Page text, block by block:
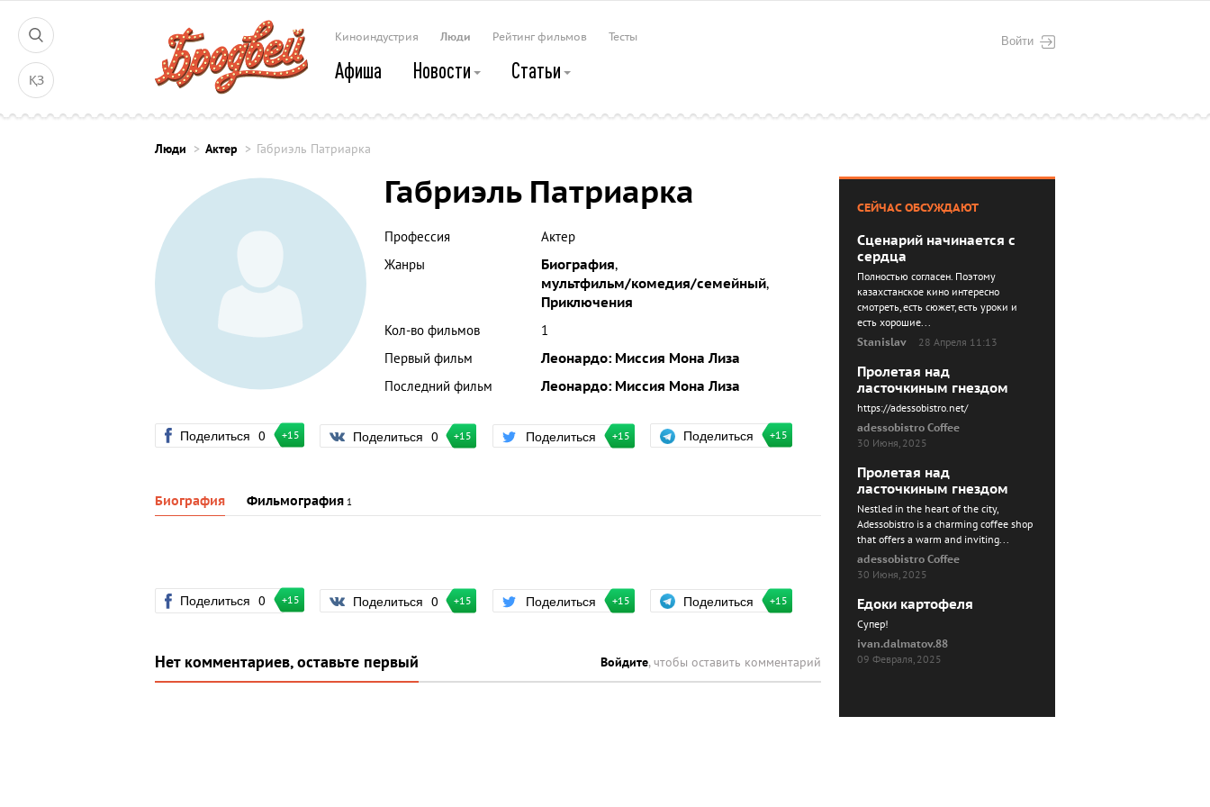
ҚЗ
Войти
Киноиндустрия Люди Рейтинг фильмов Тесты
Афиша Новости Статьи
Люди Актер Габриэль Патриарка
Габриэль Патриарка
Профессия
Актер
Жанры
Биография,
мультфильм/комедия/семейный,
Приключения
Кол-во фильмов
1
Первый фильм
Леонардо: Миссия Мона Лиза
Последний фильм
Леонардо: Миссия Мона Лиза
Поделиться 0 +15 Поделиться 0 +15 Поделиться +15 Поделиться +15
Биография Фильмография 1
Поделиться 0 +15 Поделиться 0 +15 Поделиться +15 Поделиться +15
Нет комментариев, оставьте первый Войдите, чтобы оставить комментарий
СЕЙЧАС ОБСУЖДАЮТ
Сценарий начинается с
сердца
Полностью согласен. Поэтому
казахстанское кино интересно
смотреть, есть сюжет, есть уроки и
есть хорошие...
Stanislav
28 Апреля 11:13
Пролетая над
ласточкиным гнездом
https://adessobistro.net/
adessobistro Coffee
30 Июня, 2025
Пролетая над
ласточкиным гнездом
Nestled in the heart of the city,
Adessobistro is a charming coffee shop
that offers a warm and inviting...
adessobistro Coffee
30 Июня, 2025
Едоки картофеля
Cупер!
ivan.dalmatov.88
09 Февраля, 2025